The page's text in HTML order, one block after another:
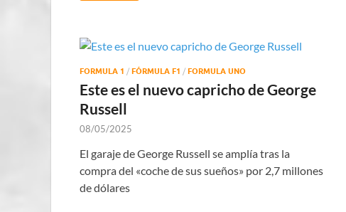
FORMULA 1 / FÓRMULA F1 / FORMULA UNO
Este es el nuevo capricho de George
Russell
08/05/2025
El garaje de George Russell se amplía tras la
compra del «coche de sus sueños» por 2,7 millones
de dólares